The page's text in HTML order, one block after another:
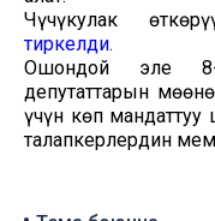
Чүчүкулак
тиркелди.
Ошондой эле 8-
депутаттарын
үчүн көп мандаттуу
талапкерлердин